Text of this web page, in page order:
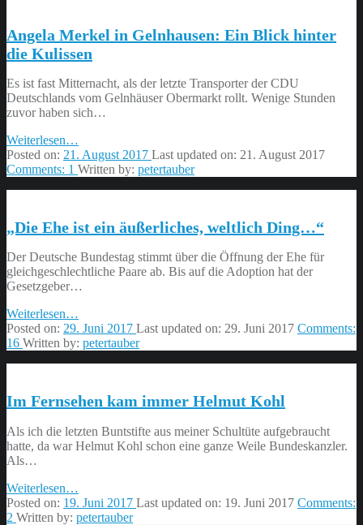
Angela Merkel in Gelnhausen: Ein Blick hinter
die Kulissen
Es ist fast Mitternacht, als der letzte Transporter der CDU
Deutschlands vom Gelnhäuser Obermarkt rollt. Wenige Stunden
zuvor haben sich…
Weiterlesen
Merkel
in
hinter
Kulissen”
…
Posted on: 21. August 2017 Last updated on: 21. August 2017
Comments: 1 Written by: petertauber
„Die Ehe ist ein äußerliches, weltlich Ding…“
Der Deutsche Bundestag stimmt über die Öffnung der Ehe für
gleichgeschlechtliche Paare ab. Bis auf die Adoption hat der
Gesetzgeber…
Weiterlesen“„Die
Ehe
ist
Ding…“”
…
Posted on: 29. Juni 2017 Last updated on: 29. Juni 2017 Comments:
16 Written by: petertauber
Im Fernsehen kam immer Helmut Kohl
Als ich die letzten Buntstifte aus meiner Schultüte aufgebraucht
hatte, da war Helmut Kohl schon eine ganze Weile Bundeskanzler.
Als…
Weiterlesen
Fernsehen
kam
…
Posted on: 19. Juni 2017 Last updated on: 19. Juni 2017 Comments:
2 Written by: petertauber